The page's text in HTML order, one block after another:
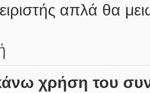
απλά θα
χρήση του